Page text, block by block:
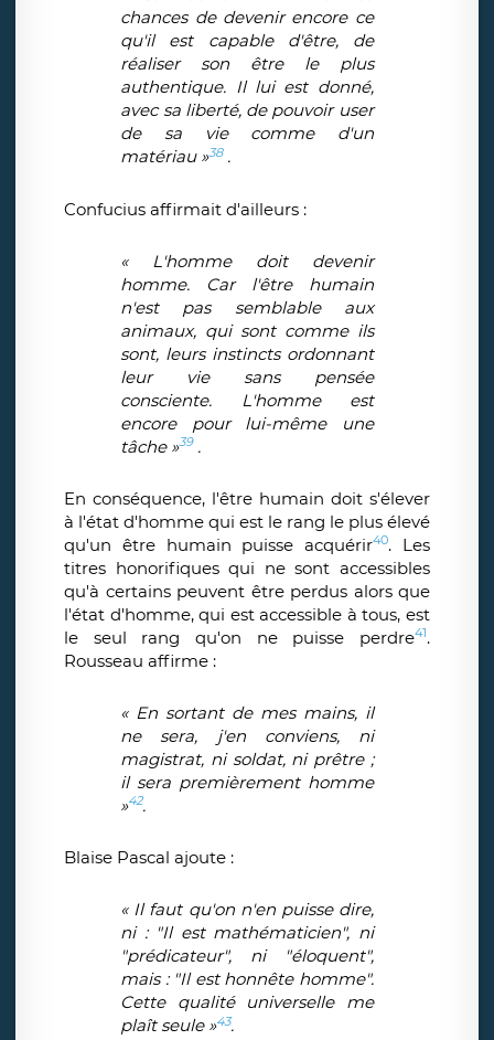
chances de devenir encore ce
qu'il est capable d'être, de
réaliser son être le plus
authentique. Il lui est donné,
avec sa liberté, de pouvoir user
de sa vie comme d'un
matériau »38.
Confucius affirmait d'ailleurs :
« L'homme doit devenir
homme. Car l'être humain
n'est pas semblable aux
animaux, qui sont comme ils
sont, leurs instincts ordonnant
leur vie sans pensée
consciente. L'homme est
encore pour lui-même une
tâche »39.
En conséquence, l'être humain doit s'élever
à l'état d'homme qui est le rang le plus élevé
qu'un être humain puisse acquérir40. Les
titres honorifiques qui ne sont accessibles
qu'à certains peuvent être perdus alors que
l'état d'homme, qui est accessible à tous, est
le seul rang qu'on ne puisse perdre41.
Rousseau affirme :
« En sortant de mes mains, il
ne sera, j'en conviens, ni
magistrat, ni soldat, ni prêtre ;
il sera premièrement homme
»42.
Blaise Pascal ajoute :
« Il faut qu'on n'en puisse dire,
ni : "Il est mathématicien", ni
"prédicateur", ni "éloquent",
mais : "Il est honnête homme".
Cette qualité universelle me
plaît seule »43.